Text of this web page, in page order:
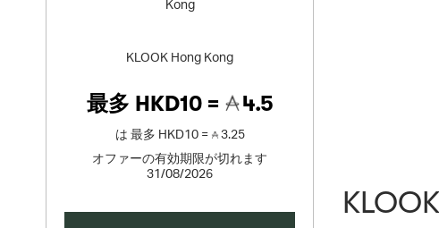
KLOOK Hong Kong
最多 HKD10 = 4.5
は 最多 HKD10 =
3.25
オファーの有効期限が切れます
31/08/2026